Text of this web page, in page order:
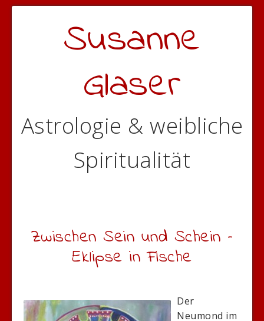
Susanne
Glaser
Astrologie & weibliche
Spiritualität
Zwischen Sein und Schein –
Eklipse in Fische
Der
Neumond im